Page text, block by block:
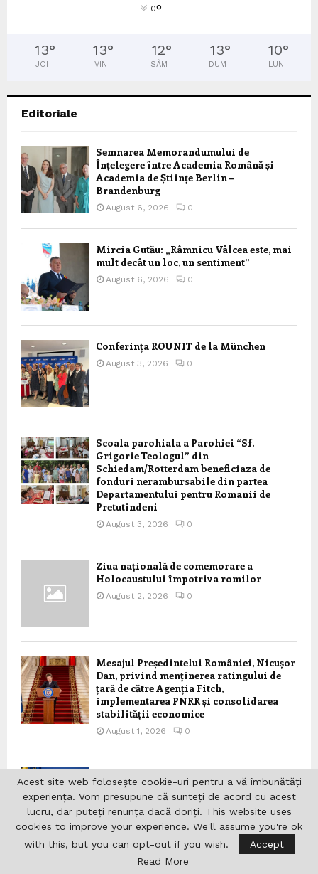
0°
13°
JOI
13°
VIN
12°
SÂM
13°
DUM
10°
LUN
Editoriale
Semnarea Memorandumului de
Înțelegere între Academia Română și
Academia de Științe Berlin –
Brandenburg
August 6, 2026 0
Mircia Gutău: „Râmnicu Vâlcea este, mai
mult decât un loc, un sentiment”
August 6, 2026 0
Conferința ROUNIT de la München
August 3, 2026 0
Scoala parohiala a Parohiei “Sf.
Grigorie Teologul” din
Schiedam/Rotterdam beneficiaza de
fonduri nerambursabile din partea
Departamentului pentru Romanii de
Pretutindeni
August 3, 2026 0
Ziua națională de comemorare a
Holocaustului împotriva romilor
August 2, 2026 0
Mesajul Președintelui României, Nicușor
Dan, privind menținerea ratingului de
țară de către Agenția Fitch,
implementarea PNRR și consolidarea
stabilității economice
August 1, 2026 0
Mesajul Președintelui României, Nicușor
Dan, transmis cu prilejul Zilei Europene
de Comemorare a Holocaustului Romilor
July 31, 2026 0
Acest site web folosește cookie-uri pentru a vă îmbunătăți
experiența. Vom presupune că sunteți de acord cu acest
lucru, dar puteți renunța dacă doriți. This website uses
cookies to improve your experience. We'll assume you're ok
with this, but you can opt-out if you wish.
Accept
Read More